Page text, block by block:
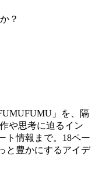
？
」を、隔
や思考に迫るイン
ト情報まで。18ペー
と豊かにするアイデ